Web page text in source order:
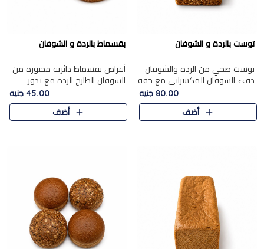
توست بالردة و الشوفان
توست صحي من الرده والشوفان.
دفء الشوفان المكسراتي مع خفة
80.00 جنيه
أضف
بقسماط بالردة و الشوفان
أقراص بقسماط دائرية مخبوزة من
الشوفان الطازج الرده مع بذور
مختارة. قرمشة الحبوب والبذور،
بداية صحية لكل صباح.
45.00 جنيه
أضف